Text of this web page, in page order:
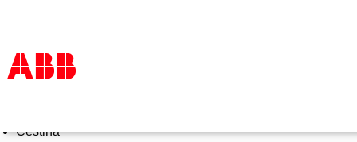
Products & Solutions
Čeština